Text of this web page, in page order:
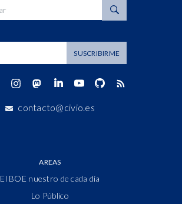
SUSCRIBIRME
contacto@civio.es
AREAS
El BOE nuestro de cada día
Lo Público